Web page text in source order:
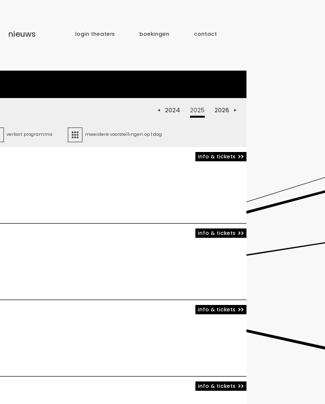
nieuws login theaters boekingen contact
 2024 2025 2026 
verkort programma  meerdere voorstellingen op 1 dag
info & tickets
info & tickets
info & tickets
info & tickets